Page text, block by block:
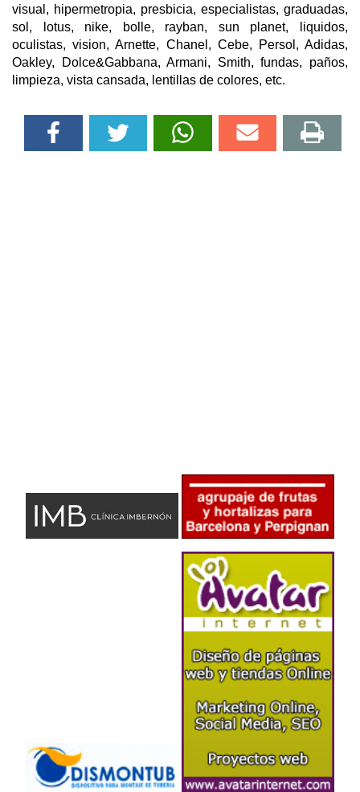
visual, hipermetropia, presbicia, especialistas, graduadas,
sol, lotus, nike, bolle, rayban, sun planet, liquidos,
oculistas, vision, Arnette, Chanel, Cebe, Persol, Adidas,
Oakley, Dolce&Gabbana, Armani, Smith, fundas, paños,
limpieza, vista cansada, lentillas de colores, etc.